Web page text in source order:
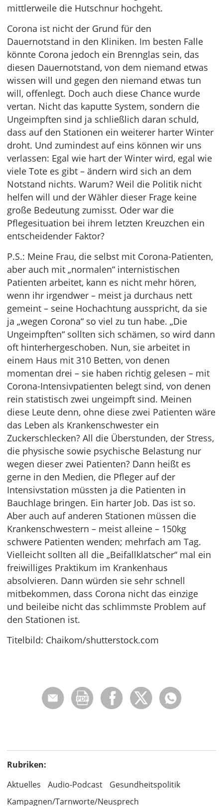
mittlerweile die Hutschnur hochgeht.
Corona ist nicht der Grund für den
Dauernotstand in den Kliniken. Im besten Falle
könnte Corona jedoch ein Brennglas sein, das
diesen Dauernotstand, von dem niemand etwas
wissen will und gegen den niemand etwas tun
will, offenlegt. Doch auch diese Chance wurde
vertan. Nicht das kaputte System, sondern die
Ungeimpften sind ja schließlich daran schuld,
dass auf den Stationen ein weiterer harter Winter
droht. Und zumindest auf eins können wir uns
verlassen: Egal wie hart der Winter wird, egal wie
viele Tote es gibt – ändern wird sich an dem
Notstand nichts. Warum? Weil die Politik nicht
helfen will und der Wähler dieser Frage keine
große Bedeutung zumisst. Oder war die
Pflegesituation bei ihrem letzten Kreuzchen ein
entscheidender Faktor?
P.S.: Meine Frau, die selbst mit Corona-Patienten,
aber auch mit „normalen“ internistischen
Patienten arbeitet, kann es nicht mehr hören,
wenn ihr irgendwer – meist ja durchaus nett
gemeint – seine Hochachtung ausspricht, da sie
ja „wegen Corona“ so viel zu tun habe. „Die
Ungeimpften“ sollten sich schämen, so wird dann
oft hinterhergeschoben. Nun, sie arbeitet in
einem Haus mit 310 Betten, von denen
momentan drei – sie haben richtig gelesen – mit
Corona-Intensivpatienten belegt sind, von denen
rein statistisch zwei ungeimpft sind. Meinen
diese Leute denn, ohne diese zwei Patienten wäre
das Leben als Krankenschwester ein
Zuckerschlecken? All die Überstunden, der Stress,
die physische sowie psychische Belastung nur
wegen dieser zwei Patienten? Dann heißt es
gerne in den Medien, die Pfleger auf der
Intensivstation müssten ja die Patienten in
Bauchlage bringen. Ein harter Job. Das ist so.
Aber auch auf anderen Stationen müssen die
Krankenschwestern – meist alleine – 150kg
schwere Patienten wenden; mehrfach am Tag.
Vielleicht sollten all die „Beifallklatscher“ mal ein
freiwilliges Praktikum im Krankenhaus
absolvieren. Dann würden sie sehr schnell
mitbekommen, dass Corona nicht das einzige
und beileibe nicht das schlimmste Problem auf
den Stationen ist.
Titelbild: Chaikom/shutterstock.com
Rubriken:
Aktuelles
Audio-Podcast
Gesundheitspolitik
Kampagnen/Tarnworte/Neusprech